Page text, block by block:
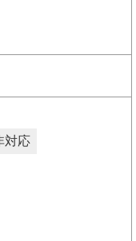
対応